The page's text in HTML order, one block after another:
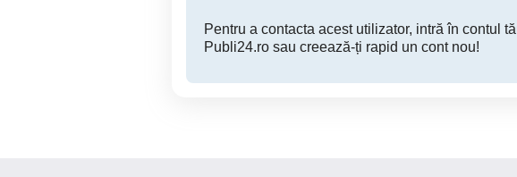
Pentru a contacta acest utilizator, intră în contul
Publi24.ro sau creează-ți rapid un cont nou!